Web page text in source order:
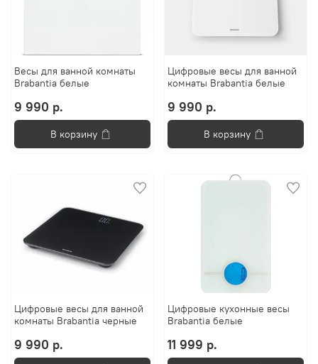
Весы для ванной комнаты
Brabantia белые
9 990 р.
В корзину
Цифровые весы для ванной
комнаты Brabantia белые
9 990 р.
В корзину
Цифровые весы для ванной
комнаты Brabantia черные
9 990 р.
Цифровые кухонные весы
Brabantia белые
11 999 р.